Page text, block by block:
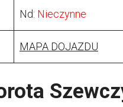
Nd: Nieczynne
MAPA DOJAZDU